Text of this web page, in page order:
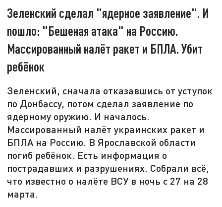
Зеленский сделал "ядерное заявление". И
пошло: "Бешеная атака" на Россию.
Массированный налёт ракет и БПЛА. Убит
ребёнок
Зеленский, сначала отказавшись от уступок
по Донбассу, потом сделал заявление по
ядерному оружию. И началось.
Массированный налёт украинских ракет и
БПЛА на Россию. В Ярославской области
погиб ребёнок. Есть информация о
пострадавших и разрушениях. Собрали всё,
что известно о налёте ВСУ в ночь с 27 на 28
марта.